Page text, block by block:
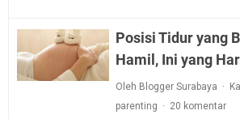
Posisi Tidur yang
Hamil, Ini yang
Oleh Blogger Surabaya
parenting
20 komentar